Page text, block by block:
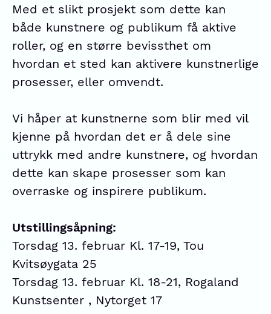
Med et slikt prosjekt som dette kan
både kunstnere og publikum få aktive
roller, og en større bevissthet om
hvordan et sted kan aktivere kunstnerlige
prosesser, eller omvendt.
Vi håper at kunstnerne som blir med vil
kjenne på hvordan det er å dele sine
uttrykk med andre kunstnere, og hvordan
dette kan skape prosesser som kan
overraske og inspirere publikum.
Utstillingsåpning:
Torsdag 13. februar Kl. 17-19, Tou
Kvitsøygata 25
Torsdag 13. februar Kl. 18-21, Rogaland
Kunstsenter , Nytorget 17